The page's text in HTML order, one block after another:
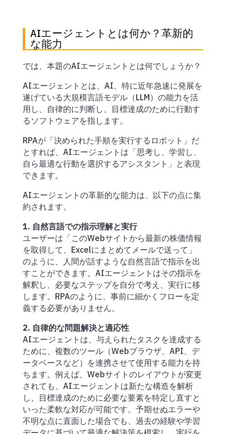
AIエージェントとは何か？革新的
な能力
では、本題のAIエージェントとは何でしょうか？
AIエージェントとは、AI、特に近年急速に発展を
遂げている大規模言語モデル（LLM）の能力を活
用し、自律的に判断し、目標達成のために行動す
るソフトウェアを指します。
RPAが「決められた手順を実行するロボット」だ
とすれば、AIエージェントは「思考し、学習し、
自ら最適な行動を選択するアシスタント」と表現
できます。
AIエージェントの革新的な能力は、以下の点に集
約されます。
1. 自然言語での指示理解と実行
ユーザーは「このWebサイトから最新の株価情報
を取得して、Excelにまとめてメールで送って」
のように、人間が話すような自然言語で指示を出
すことができます。AIエージェントはその指示を
解釈し、必要なステップを自分で考え、実行に移
します。RPAのように、事前に細かくフローを定
義する必要がありません。
2. 自律的な問題解決と適応性
AIエージェントは、与えられたタスクを達成する
ために、複数のツール（Webブラウザ、API、デ
ータベースなど）を連携させて使用する能力を持
ちます。例えば、Webサイトのレイアウトが変更
されても、AIエージェントは新たな構造を解析
し、目標達成のために必要な要素を特定し直すと
いった柔軟な対応が可能です。予期せぬエラーや
不明な点に直面した場合でも、過去の経験や学習